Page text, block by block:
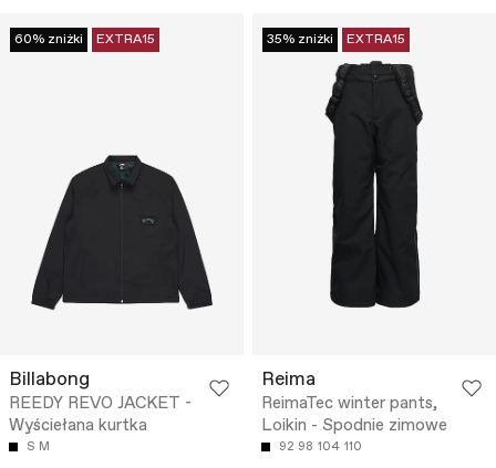
60% zniżki EXTRA15
Billabong
REEDY REVO JACKET -
Wyściełana kurtka
S M
35% zniżki EXTRA15
Reima
ReimaTec winter pants,
Loikin - Spodnie zimowe
92 98 104 110